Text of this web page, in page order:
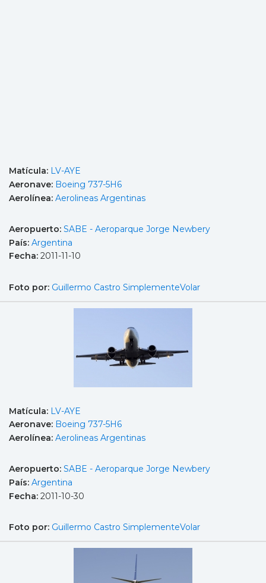
Matícula: LV-AYE
Aeronave: Boeing 737-5H6
Aerolínea: Aerolineas Argentinas
Aeropuerto: SABE - Aeroparque Jorge Newbery
País: Argentina
Fecha: 2011-11-10
Foto por: Guillermo Castro SimplementeVolar
Matícula: LV-AYE
Aeronave: Boeing 737-5H6
Aerolínea: Aerolineas Argentinas
Aeropuerto: SABE - Aeroparque Jorge Newbery
País: Argentina
Fecha: 2011-10-30
Foto por: Guillermo Castro SimplementeVolar